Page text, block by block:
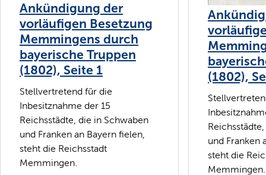
Ankündigung der
vorläufigen Besetzung
Memmingens durch
bayerische Truppen
(1802), Seite 1
Stellvertretend für die
Inbesitznahme der 15
Reichsstädte, die in Schwaben
und Franken an Bayern fielen,
steht die Reichsstadt
Memmingen.
(1802),
und Franken
steht die
Memmingen.